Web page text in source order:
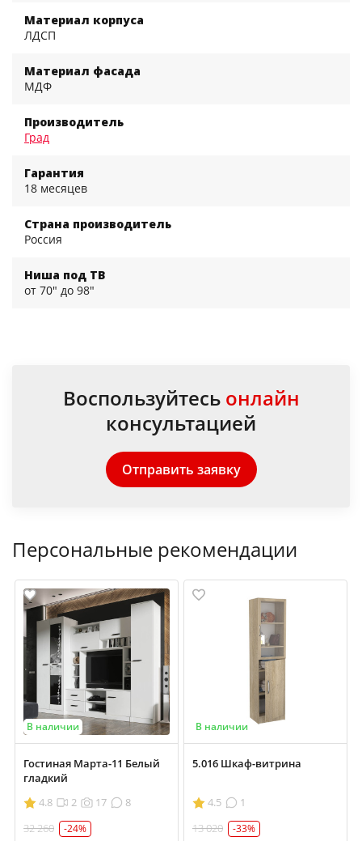
Материал корпуса
ЛДСП
Материал фасада
МДФ
Производитель
Град
Гарантия
18 месяцев
Страна производитель
Россия
Ниша под ТВ
от 70" до 98"
Воспользуйтесь онлайн
консультацией
Отправить заявку
Персональные рекомендации
В наличии
Гостиная Марта-11 Белый
гладкий
4.8
2 17
8
32 260
-24%
В наличии
5.016 Шкаф-витрина
4.5
1
13 020
-33%